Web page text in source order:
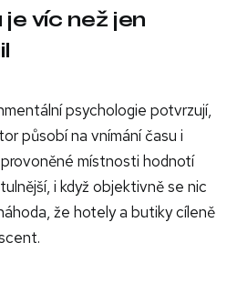
víc než jen
psychologie potvrzují,
působí na vnímání času i
místnosti hodnotí
i když objektivně se nic
že hotely a butiky cíleně